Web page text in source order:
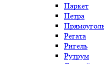
Паркет
Петра
Регата
Ригель
Рутрум